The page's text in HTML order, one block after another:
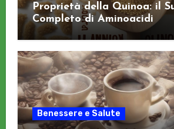
Proprietà della Quinoa: il
Completo di Aminoacidi
Benessere e Salute